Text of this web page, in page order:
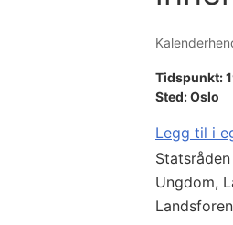
Tidspunkt:
Sted:Oslo
Legg til i
Ungdom,